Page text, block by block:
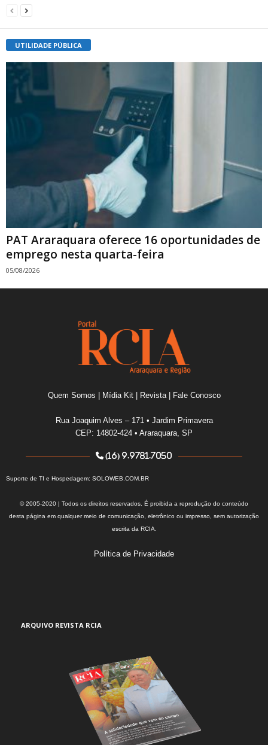
UTILIDADE PÚBLICA
PAT Araraquara oferece 16 oportunidades de
emprego nesta quarta-feira
05/08/2026
Quem Somos Mídia Kit| Revista| Fale Conosco
Rua Joaquim Alves – 171 • Jardim Primavera
CEP: 14802-424 • Araraquara, SP
(16) 9.9781.7050
Suporte de TI e Hospedagem: SOLOWEB.COM.BR
© 2005-2020 | Todos os direitos reservados. É proibida a reprodução do conteúdo
desta página em qualquer meio de comunicação, eletrônico ou impresso, sem autorização
escrita da RCIA.
Política de Privacidade
ARQUIVO REVISTA RCIA